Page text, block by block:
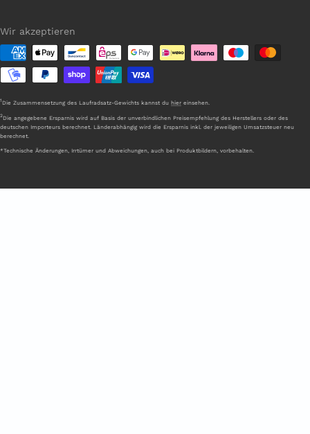
Wir akzeptieren
1 Die Zusammensetzung des Laufradsatz-Gewichts kannst du hier einsehen.
2Die angegebene Ersparnis wird auf Basis der unverbindlichen Preisempfehlung des Herstellers oder des
deutschen Importeurs berechnet. Länderabhängig wird die Ersparnis inkl. der jeweiligen Umsatzsteuer neu
berechnet.
*Technische Änderungen, Irrtümer und Abweichungen, auch bei Produktbildern, vorbehalten.